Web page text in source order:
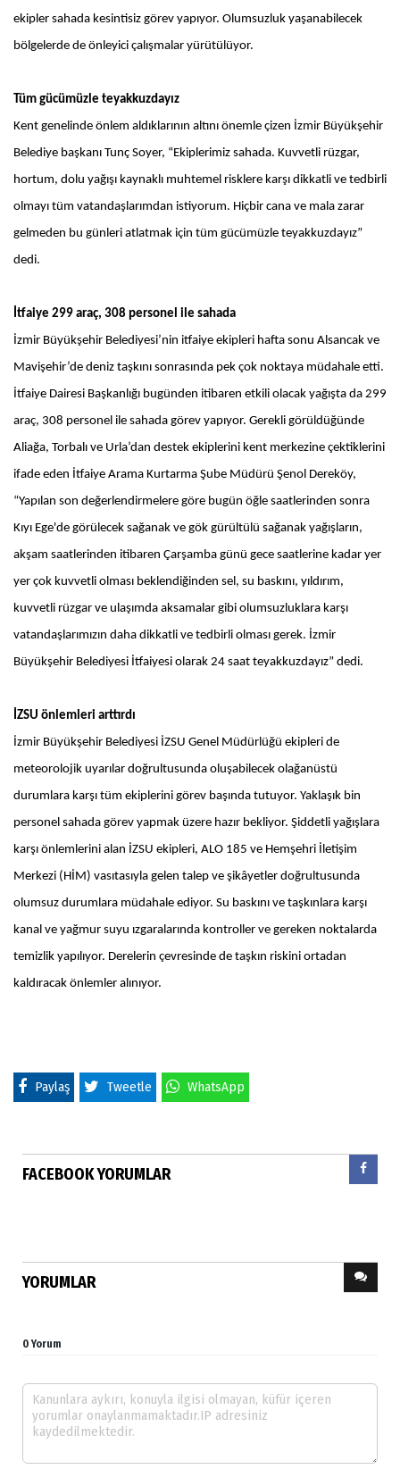
ekipler sahada kesintisiz görev yapıyor. Olumsuzluk yaşanabilecek
bölgelerde de önleyici çalışmalar yürütülüyor.
Tüm gücümüzle teyakkuzdayız
Kent genelinde önlem aldıklarının altını önemle çizen İzmir Büyükşehir
Belediye başkanı Tunç Soyer, “Ekiplerimiz sahada. Kuvvetli rüzgar,
hortum, dolu yağışı kaynaklı muhtemel risklere karşı dikkatli ve tedbirli
olmayı tüm vatandaşlarımdan istiyorum. Hiçbir cana ve mala zarar
gelmeden bu günleri atlatmak için tüm gücümüzle teyakkuzdayız”
dedi.
İtfaiye 299 araç, 308 personel ile sahada
İzmir Büyükşehir Belediyesi’nin itfaiye ekipleri hafta sonu Alsancak ve
Mavişehir’de deniz taşkını sonrasında pek çok noktaya müdahale etti.
İtfaiye Dairesi Başkanlığı bugünden itibaren etkili olacak yağışta da 299
araç, 308 personel ile sahada görev yapıyor. Gerekli görüldüğünde
Aliağa, Torbalı ve Urla’dan destek ekiplerini kent merkezine çektiklerini
ifade eden İtfaiye Arama Kurtarma Şube Müdürü Şenol Dereköy,
“Yapılan son değerlendirmelere göre bugün öğle saatlerinden sonra
Kıyı Ege'de görülecek sağanak ve gök gürültülü sağanak yağışların,
akşam saatlerinden itibaren Çarşamba günü gece saatlerine kadar yer
yer çok kuvvetli olması beklendiğinden sel, su baskını, yıldırım,
kuvvetli rüzgar ve ulaşımda aksamalar gibi olumsuzluklara karşı
vatandaşlarımızın daha dikkatli ve tedbirli olması gerek. İzmir
Büyükşehir Belediyesi İtfaiyesi olarak 24 saat teyakkuzdayız” dedi.
İZSU önlemleri arttırdı
İzmir Büyükşehir Belediyesi İZSU Genel Müdürlüğü ekipleri de
meteorolojik uyarılar doğrultusunda oluşabilecek olağanüstü
durumlara karşı tüm ekiplerini görev başında tutuyor. Yaklaşık bin
personel sahada görev yapmak üzere hazır bekliyor. Şiddetli yağışlara
karşı önlemlerini alan İZSU ekipleri, ALO 185 ve Hemşehri İletişim
Merkezi (HİM) vasıtasıyla gelen talep ve şikâyetler doğrultusunda
olumsuz durumlara müdahale ediyor. Su baskını ve taşkınlara karşı
kanal ve yağmur suyu ızgaralarında kontroller ve gereken noktalarda
temizlik yapılıyor. Derelerin çevresinde de taşkın riskini ortadan
kaldıracak önlemler alınıyor.
Paylaş Tweetle WhatsApp
FACEBOOK YORUMLAR
YORUMLAR
0 Yorum